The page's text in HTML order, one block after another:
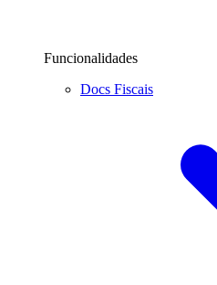
Funcionalidades
Docs Fiscais